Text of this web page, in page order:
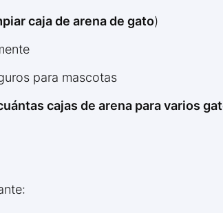
caja de arena de gato)
para mascotas
cajas de arena para varios